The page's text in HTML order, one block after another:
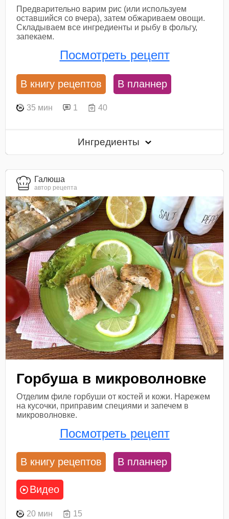
Предварительно варим рис (или используем
оставшийся со вчера), затем обжариваем овощи.
Складываем все ингредиенты и рыбу в фольгу,
запекаем.
Посмотреть рецепт
В книгу рецептов В планнер
35 мин 1 40
Ингредиенты
Галюша
автор рецепта
Горбуша в микроволновке
Отделим филе горбуши от костей и кожи. Нарежем
на кусочки, приправим специями и запечем в
микроволновке.
Посмотреть рецепт
В книгу рецептов В планнер
Видео
20 мин 15